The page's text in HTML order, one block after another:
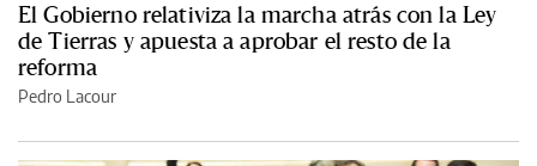
El Gobierno relativiza la marcha atrás con la Ley
de Tierras y apuesta a aprobar el resto de la
reforma
Pedro Lacour